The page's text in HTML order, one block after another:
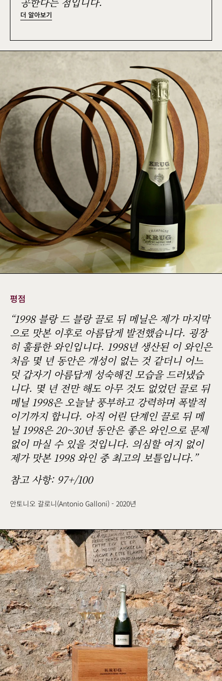
더 알아보기
평점
“1998 블랑 드 블랑 끌로 뒤 메닐은 제가 마지막
으로 맛본 이후로 아름답게 발전했습니다. 굉장
히 훌륭한 와인입니다. 1998년 생산된 이 와인은
처음 몇 년 동안은 개성이 없는 것 같더니 어느
덧 갑자기 아름답게 성숙해진 모습을 드러냈습
니다. 몇 년 전만 해도 아무 것도 없었던 끌로 뒤
메닐 1998은 오늘날 풍부하고 강력하며 폭발적
이기까지 합니다. 아직 어린 단계인 끌로 뒤 메
닐 1998은 20~30년 동안은 좋은 와인으로 문제
없이 마실 수 있을 것입니다. 의심할 여지 없이
제가 맛본 1998 와인 중 최고의 보틀입니다.”
참고 사항: 97+/100
안토니오 갈로니(Antonio Galloni) - 2020년